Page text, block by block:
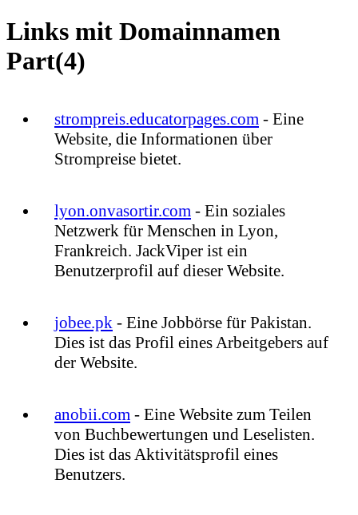
Links mit Domainnamen
Part(4)
strompreis.educatorpages.com - Eine
Website, die Informationen über
Strompreise bietet.
lyon.onvasortir.com - Ein soziales
Netzwerk für Menschen in Lyon,
Frankreich. JackViper ist ein
Benutzerprofil auf dieser Website.
jobee.pk - Eine Jobbörse für Pakistan.
Dies ist das Profil eines Arbeitgebers auf
der Website.
anobii.com - Eine Website zum Teilen
von Buchbewertungen und Leselisten.
Dies ist das Aktivitätsprofil eines
Benutzers.